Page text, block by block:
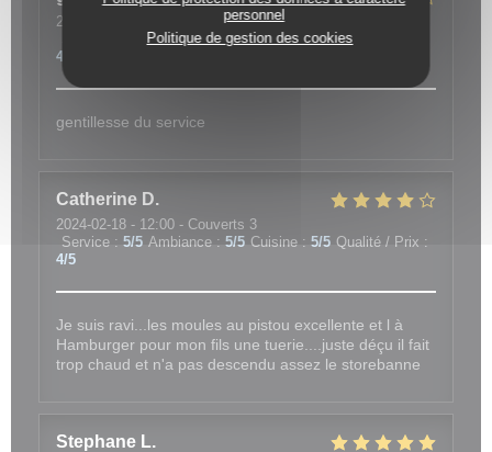
personnel
Politique de gestion des cookies
2024-02-18
- 12:30 - Couverts 6
Ambiance: 4/5 Cuisine: 4/5 Qualité / Prix
4
gentillesse du service
Catherine D
2024-02-18 - 12:00 - Couverts 3
Service : 5/5 Ambiance : 5/5 Cuisine : 5/5 Qualité / Prix :
4/5
Je suis ravi...les moules au pistou excellente et l à
Hamburger pour mon fils une tuerie....juste déçu il fait
trop chaud et n'a pas descendu assez le storebanne
Stephane L